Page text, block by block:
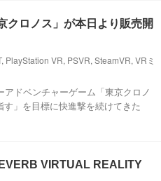
クロノス」が本日より販売開
, PlayStation VR, PSVR, SteamVR, VRミ
ドベンチャーゲーム「東京クロノ
」を目標に快進撃を続けてきた
VIRTUAL REALITY